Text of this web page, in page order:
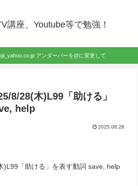
講座、Youtube等で勉強！
アンダーバーを@に変更して
8/28(木)L99「助ける」
help
2025.08.28
)L99「助ける」を表す動詞 save, help